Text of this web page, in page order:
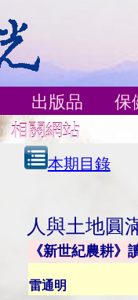
出版品
保
相關網站
本期目錄
人與土地圓
《新世紀農耕》
雷通明